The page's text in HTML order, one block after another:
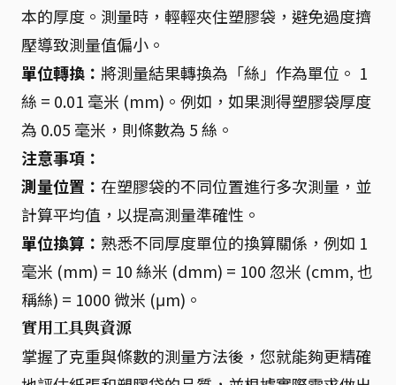
本的厚度。測量時，輕輕夾住塑膠袋，避免過度擠
壓導致測量值偏小。
單位轉換： 將測量結果轉換為「絲」作為單位。 1
絲 = 0.01 毫米 (mm)。例如，如果測得塑膠袋厚度
為 0.05 毫米，則條數為 5 絲。
注意事項：
測量位置： 在塑膠袋的不同位置進行多次測量，並
計算平均值，以提高測量準確性。
單位換算： 熟悉不同厚度單位的換算關係，例如 1
毫米 (mm) = 10 絲米 (dmm) = 100 忽米 (cmm, 也
稱絲) = 1000 微米 (μm)。
實用工具與資源
掌握了克重與條數的測量方法後，您就能夠更精確